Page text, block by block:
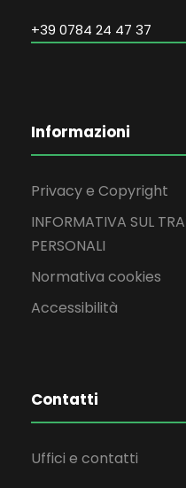
+39 0784 24 47 37
Informazioni
Privacy e Copyright
INFORMATIVA SUL
PERSONALI
Normativa cookies
Accessibilità
Contatti
Uffici e contatti